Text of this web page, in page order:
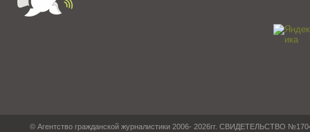
© Агентство гражданской журналистики 2006- 2026гг. СВИДЕТЕЛЬСТВО